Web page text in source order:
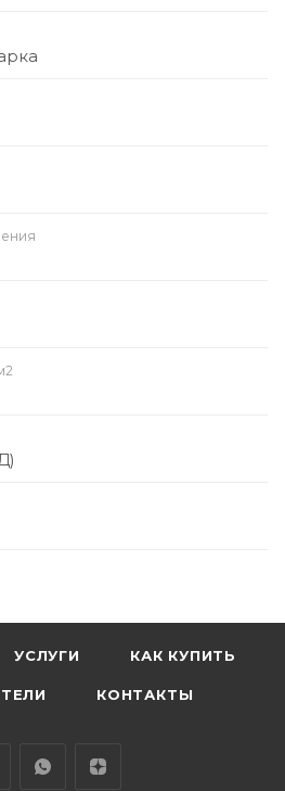
УСЛУГИ КАК КУПИТЬ
КОНТАКТЫ